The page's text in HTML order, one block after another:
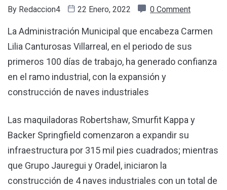
By Redaccion4 22 Enero, 2022 0 Comment
La Administración Municipal que encabeza Carmen
Lilia Canturosas Villarreal, en el periodo de sus
primeros 100 días de trabajo, ha generado confianza
en el ramo industrial, con la expansión y
construcción de naves industriales
Las maquiladoras Robertshaw, Smurfit Kappa y
Backer Springfield comenzaron a expandir su
infraestructura por 315 mil pies cuadrados; mientras
que Grupo Jauregui y Oradel, iniciaron la
construcción de 4 naves industriales con un total de